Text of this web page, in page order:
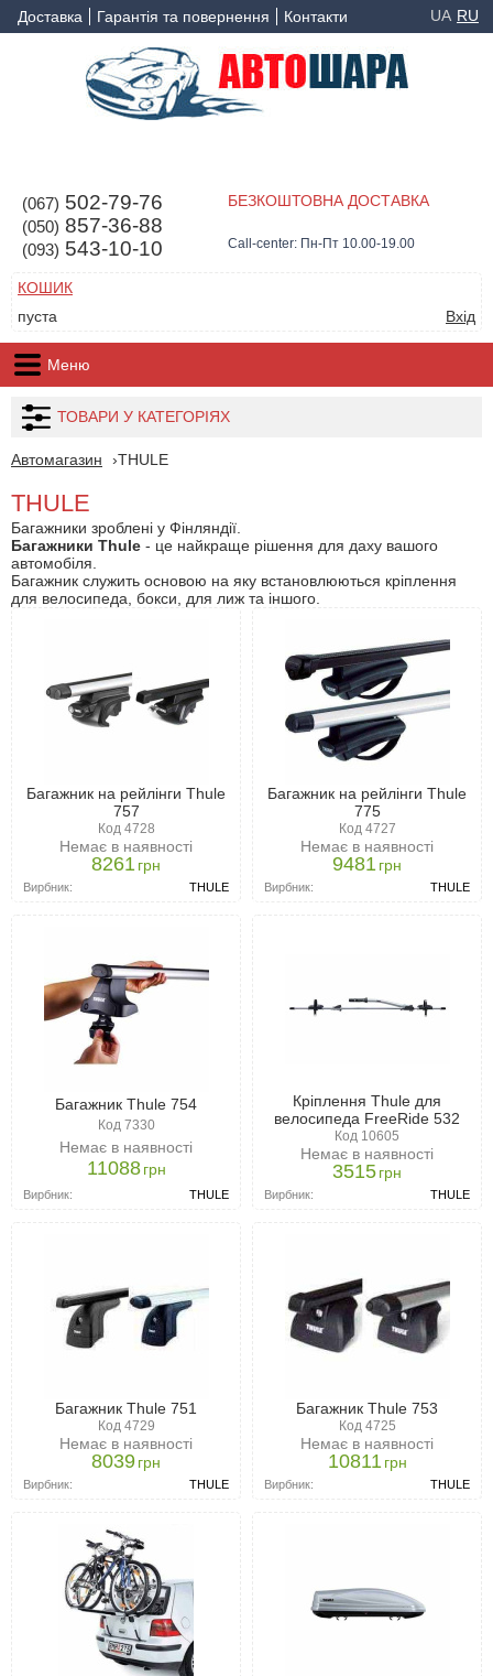
Доставка Гарантія та повернення Контакти UA RU
(067) 502-79-76
(050) 857-36-88
(093) 543-10-10
БЕЗКОШТОВНА ДОСТАВКА
Call-center: Пн-Пт 10.00-19.00
КОШИК
пуста
Вхід
Меню
ТОВАРИ У КАТЕГОРІЯХ
Автомагазин THULE
THULE
Багажники зроблені у Фінляндії.
Багажники Thule - це найкраще рішення для даху вашого
автомобіля.
Багажник служить основою на яку встановлюються кріплення
для велосипеда, бокси, для лиж та іншого.
Багажник на рейлінги Thule
757
Код 4728
Немає в наявності
8261грн
Вирбник: THULE
Багажник на рейлінги Thule
775
Код 4727
Немає в наявності
9481грн
Вирбник: THULE
Багажник Thule 754
Код 7330
Немає в наявності
11088 грн
Вирбник: THULE
Кріплення Thule для
велосипеда FreeRide 532
Код 10605
Немає в наявності
3515грн
Вирбник: THULE
Багажник Thule 751
Код 4729
Немає в наявності
8039грн
Вирбник: THULE
Багажник Thule 753
Код 4725
Немає в наявності
10811 грн
Вирбник: THULE